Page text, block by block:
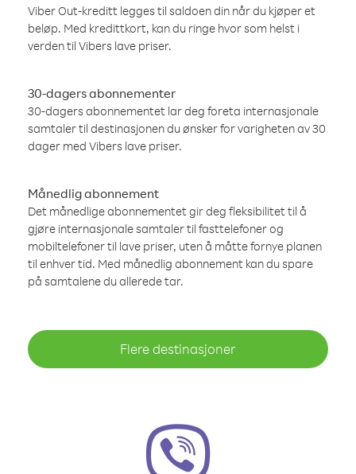
Viber Out-kreditt legges til saldoen din når du kjøper et
beløp. Med kredittkort, kan du ringe hvor som helst i
verden til Vibers lave priser.
30-dagers abonnementer
30-dagers abonnementet lar deg foreta internasjonale
samtaler til destinasjonen du ønsker for varigheten av 30
dager med Vibers lave priser.
Månedlig abonnement
Det månedlige abonnementet gir deg fleksibilitet til å
gjøre internasjonale samtaler til fasttelefoner og
mobiltelefoner til lave priser, uten å måtte fornye planen
til enhver tid. Med månedlig abonnement kan du spare
på samtalene du allerede tar.
Flere destinasjoner